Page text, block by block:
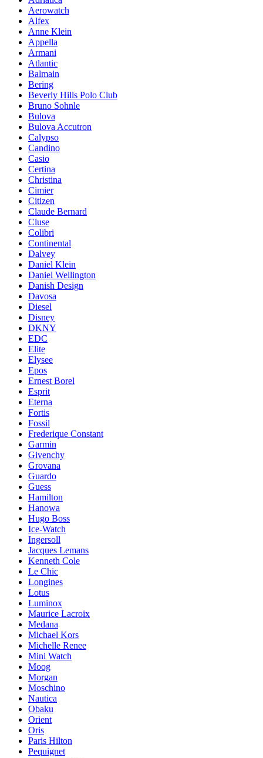
Aerowatch
Alfex
Anne Klein
Appella
Armani
Atlantic
Balmain
Bering
Beverly Hills Polo Club
Bruno Sohnle
Bulova
Bulova Accutron
Calypso
Candino
Casio
Certina
Christina
Cimier
Citizen
Claude Bernard
Cluse
Colibri
Continental
Dalvey
Daniel Klein
Daniel Wellington
Danish Design
Davosa
Diesel
Disney
DKNY
EDC
Elite
Elysee
Epos
Ernest Borel
Esprit
Eterna
Fortis
Fossil
Frederique Constant
Garmin
Givenchy
Grovana
Guardo
Guess
Hamilton
Hanowa
Hugo Boss
Ice-Watch
Ingersoll
Jacques Lemans
Kenneth Cole
Le Chic
Longines
Lotus
Luminox
Maurice Lacroix
Medana
Michael Kors
Michelle Renee
Mini Watch
Moog
Morgan
Moschino
Nautica
Obaku
Orient
Oris
Paris Hilton
Pequignet